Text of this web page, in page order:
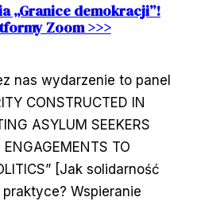
„Granice demokracji”!
Zoom >>>
nas wydarzenie to panel
CONSTRUCTED IN
ASYLUM SEEKERS
ENGAGEMENTS TO
[Jak solidarność
Wspieranie